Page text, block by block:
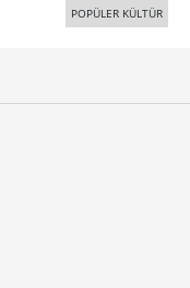
POPÜLER KÜLTÜR